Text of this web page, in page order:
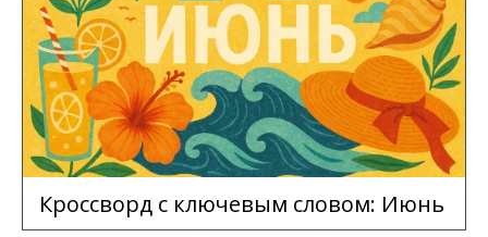
Кроссворд с ключевым словом: Июнь